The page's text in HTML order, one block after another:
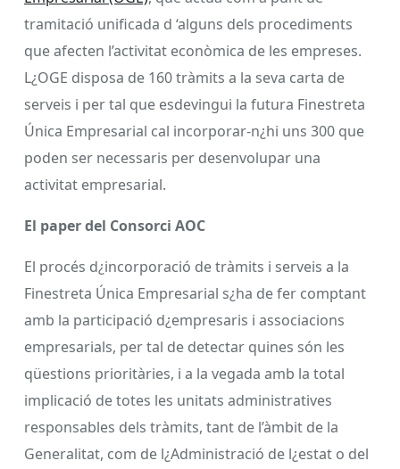
tramitació unificada d ‘alguns dels procediments
que afecten l’activitat econòmica de les empreses.
L¿OGE disposa de 160 tràmits a la seva carta de
serveis i per tal que esdevingui la futura Finestreta
Única Empresarial cal incorporar-n¿hi uns 300 que
poden ser necessaris per desenvolupar una
activitat empresarial.
El paper del Consorci AOC
El procés d¿incorporació de tràmits i serveis a la
Finestreta Única Empresarial s¿ha de fer comptant
amb la participació d¿empresaris i associacions
empresarials, per tal de detectar quines són les
qüestions prioritàries, i a la vegada amb la total
implicació de totes les unitats administratives
responsables dels tràmits, tant de l’àmbit de la
Generalitat, com de l¿Administració de l¿estat o del